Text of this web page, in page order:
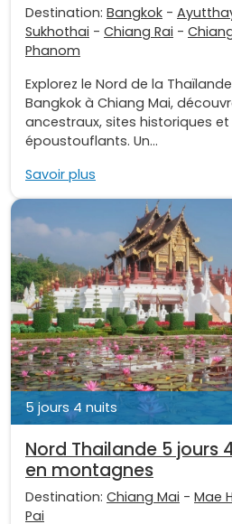
Destination: Bangkok -
Sukhothai - Chiang Rai -
Phanom
Explorez le Nord de la
Bangkok à Chiang Mai,
ancestraux, sites historiques
époustouflants. Un...
Savoir plus
5 jours 4 nuits
Nord Thailande 5 jours
en montagnes
Destination: Chiang Mai - Mae
Pai